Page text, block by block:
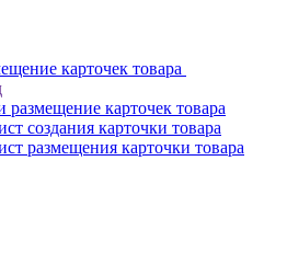
карточек товара
размещение карточек товара
создания карточки товара
размещения карточки товара